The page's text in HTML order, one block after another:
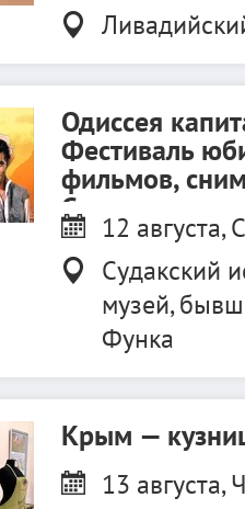
Одиссея
Фестиваль
фильмов,
Судаке.
12 августа,
Судакский
музей,
Функа
Крым —
13 августа,